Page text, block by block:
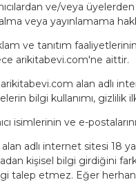
ve/veya
veya yayınlamama
ve tanıtım
arikitabevi.com'ne aittir.
alan adlı
bilgi kullanımı, gizlilik
isimlerinin ve e-
adlı internet sitesi 18
kişisel bilgi girdiğini
talep etmez. Eğer